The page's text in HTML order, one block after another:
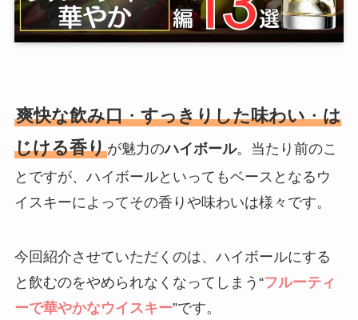
爽快な飲み口・すっきりした味わい・は
じける香りが魅力のハイボール。当たり前のこ
とですが、ハイボールといってもベースとなるウ
イスキーによってその香りや味わいは様々です。
今回紹介させていただくのは、ハイボールにする
と飲むのをやめられなくなってしまう“フルーティ
ーで華やかなウイスキー”です。